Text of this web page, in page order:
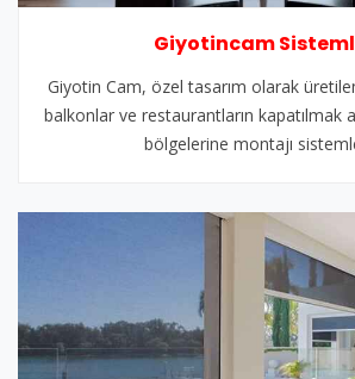
Giyotincam
Giyotin Cam, özel tasarım olarak
balkonlar ve restaurantların kapatılmak
bölgelerine montajı